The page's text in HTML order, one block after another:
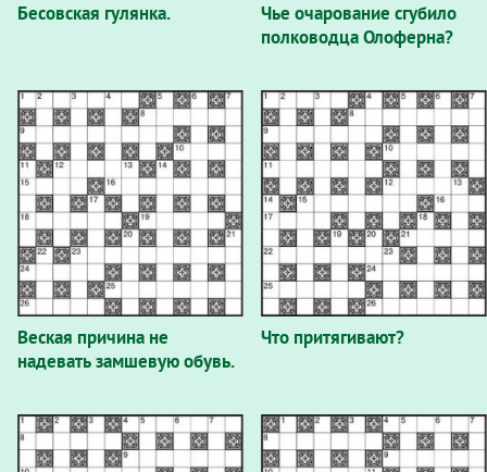
Бесовская гулянка.
Чье очарование сгубило
полководца Олоферна?
Beская причина не
надевать замшевую обувь.
Что притягивают?